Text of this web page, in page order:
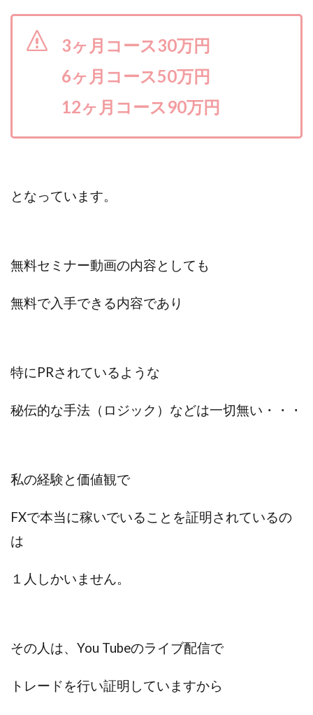
3ヶ月コース30万円
6ヶ月コース50万円
12ヶ月コース90万円
となっています。
無料セミナー動画の内容としても
無料で入手できる内容であり
特にPRされているような
秘伝的な手法（ロジック）などは一切無い・・・
私の経験と価値観で
FXで本当に稼いでいることを証明されているの
は
１人しかいません。
その人は、You Tubeのライブ配信で
トレードを行い証明していますから